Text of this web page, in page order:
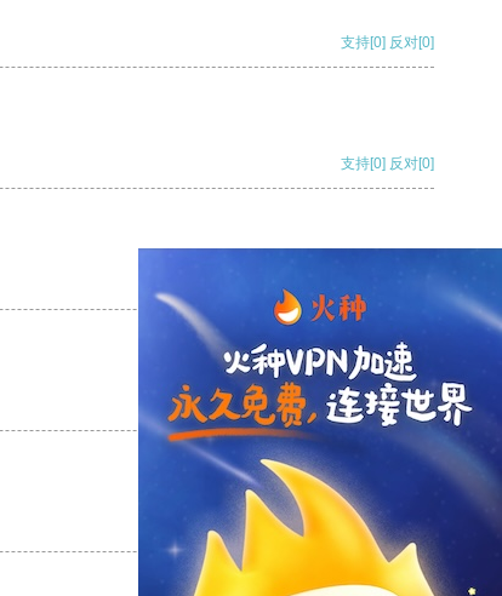
支持[0] 反对[0]
支持[0] 反对[0]
支持 [0] 反对[0]
支持[0] 反对